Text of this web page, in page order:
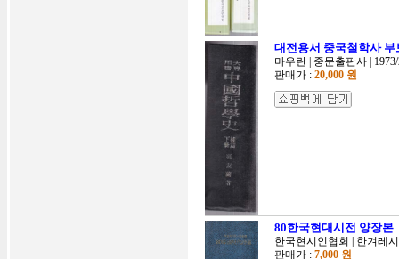
대전용서 중국철학사
마우란 | 중문출판사 |
판매가 : 20,000 원
80한국현대시전 양장본
한국현시인협회 | 한겨레
판매가 : 7,000 원